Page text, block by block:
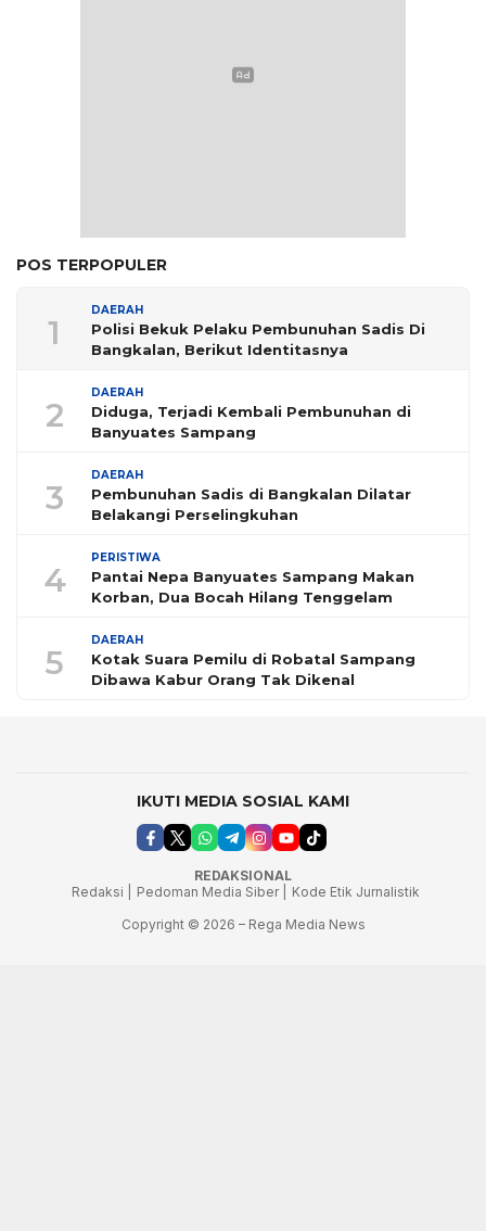
POS TERPOPULER
1
DAERAH
Polisi Bekuk Pelaku Pembunuhan Sadis Di
Bangkalan, Berikut Identitasnya
2
DAERAH
Diduga, Terjadi Kembali Pembunuhan di
Banyuates Sampang
3
DAERAH
Pembunuhan Sadis di Bangkalan Dilatar
Belakangi Perselingkuhan
4
PERISTIWA
Pantai Nepa Banyuates Sampang Makan
Korban, Dua Bocah Hilang Tenggelam
5
DAERAH
Kotak Suara Pemilu di Robatal Sampang
Dibawa Kabur Orang Tak Dikenal
IKUTI MEDIA SOSIAL KAMI
REDAKSIONAL
Redaksi |
Pedoman Media Siber |
Kode Etik Jurnalistik
Copyright © 2026 – Rega Media News